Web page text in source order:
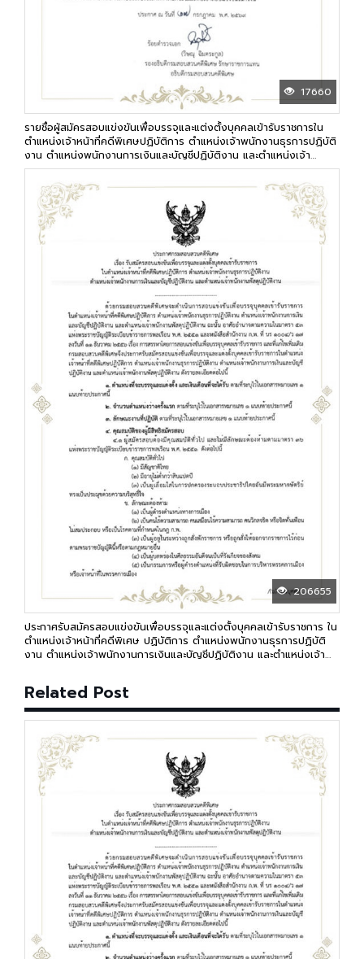
17660
รายชื่อผู้สมัครสอบแข่งขันเพื่อบรรจุและแต่งตั้งบุคคลเข้ารับราชการใน
ตำแหน่งเจ้าหน้าที่คดีพิเศษปฏิบัติการ ตำแหน่งเจ้าพนักงานธุรการปฏิบัติ
งาน ตำแหน่งพนักงานการเงินและบัญชีปฏิบัติงาน และตำแหน่งเจ้า
พนักงานพัสดุปฏิบัติงาน
206655
ประกาศรับสมัครสอบแข่งขันเพื่อบรรจุและแต่งตั้งบุคคลเข้ารับราชการ ใน
ตำแหน่งเจ้าหน้าที่คดีพิเศษ ปฏิบัติการ ตำแหน่งพนักงานธุรการปฏิบัติ
งาน ตำแหน่งเจ้าพนักงานการเงินและบัญชีปฏิบัติงาน และตำแหน่งเจ้า
Related Post